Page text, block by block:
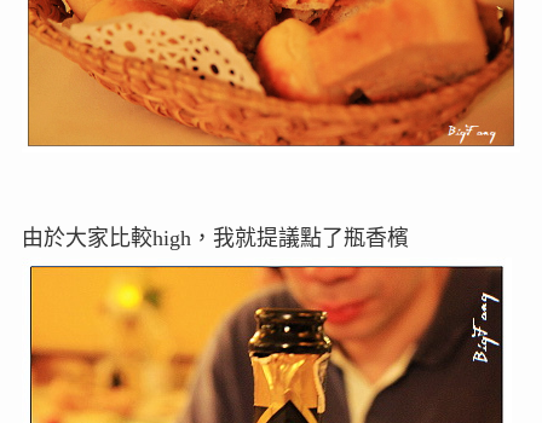
由於大家比較high，我就提議點了瓶香檳